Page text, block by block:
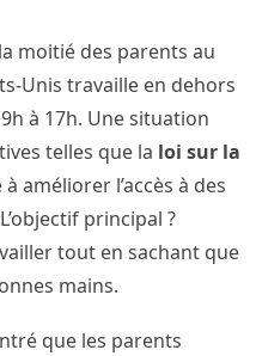
moitié des parents au
Unis travaille en dehors
à 17h. Une situation
telles que la loi sur la
améliorer l’accès à des
principal ?
tout en sachant que
mains.
que les parents